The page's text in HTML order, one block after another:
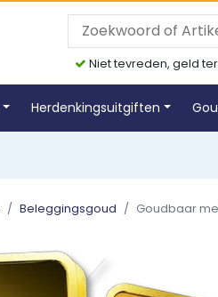
Niet tevreden, geld
Herdenkingsuitgiften
Beleggingsgoud Goudbaar